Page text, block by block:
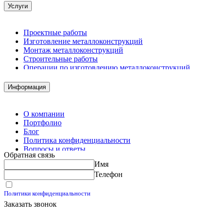
Услуги
Проектные работы
Изготовление металлоконструкций
Монтаж металлоконструкций
Строительные работы
Операции по изготовлению металлоконструкций
Комплектация металлопроката
Изготовление винтовых свай
Информация
О компании
Портфолио
Блог
Политика конфиденциальности
Вопросы и ответы
Контакты
Обратная связь
Имя
Телефон
Политики конфиденциальности
Заказать звонок